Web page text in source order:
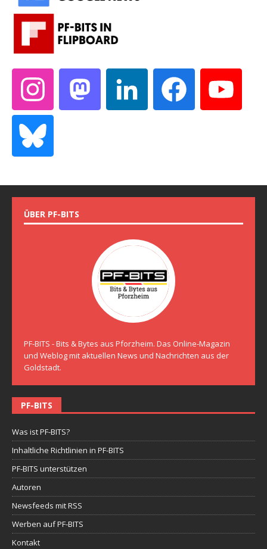
ÜBER PF-BITS
PF-BITS - Bits & Bytes aus Pforzheim. Das Online-Magazin
und Weblog mit aktuellen News und Nachrichten aus der
Goldstadt.
PF-BITS
Was ist PF-BITS?
Inhaltliche Richtlinien in PF-BITS
PF-BITS unterstützen
Autoren
Newsfeeds mit RSS
Werben auf PF-BITS
Kontakt